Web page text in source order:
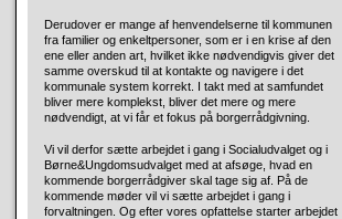
Derudover er mange af henvendelserne til kommunen
fra familier og enkeltpersoner, som er i en krise af den
ene eller anden art, hvilket ikke nødvendigvis giver det
samme overskud til at kontakte og navigere i det
kommunale system korrekt. I takt med at samfundet
bliver mere komplekst, bliver det mere og mere
nødvendigt, at vi får et fokus på borgerrådgivning.
Vi vil derfor sætte arbejdet i gang i Socialudvalget og i
Børne&Ungdomsudvalget med at afsøge, hvad en
kommende borgerrådgiver skal tage sig af. På de
kommende møder vil vi sætte arbejdet i gang i
forvaltningen. Og efter vores opfattelse starter arbejdet